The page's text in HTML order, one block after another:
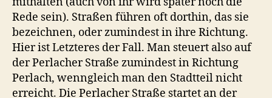
Rede sein). Straßen führen oft dorthin, das sie
bezeichnen, oder zumindest in ihre Richtung.
Hier ist Letzteres der Fall. Man steuert also auf
der Perlacher Straße zumindest in Richtung
Perlach, wenngleich man den Stadtteil nicht
erreicht. Die Perlacher Straße startet an der